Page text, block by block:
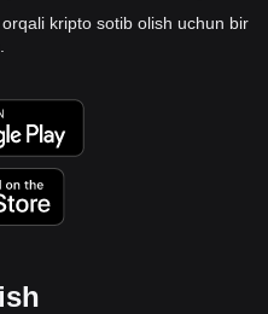
kripto sotib olish uchun bir